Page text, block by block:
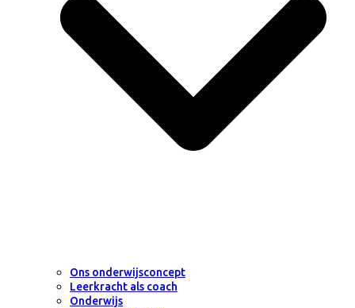
Ons onderwijsconcept
Leerkracht als coach
Onderwijs